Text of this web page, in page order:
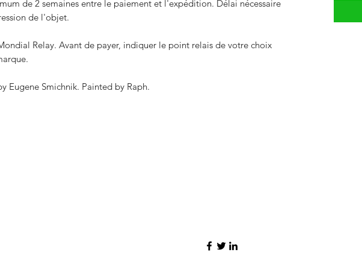
de 2 semaines entre le paiement et l'expédition. Délai nécessaire
de l'objet.
Relay. Avant de payer, indiquer le point relais de votre choix
Eugene Smichnik. Painted by Raph.